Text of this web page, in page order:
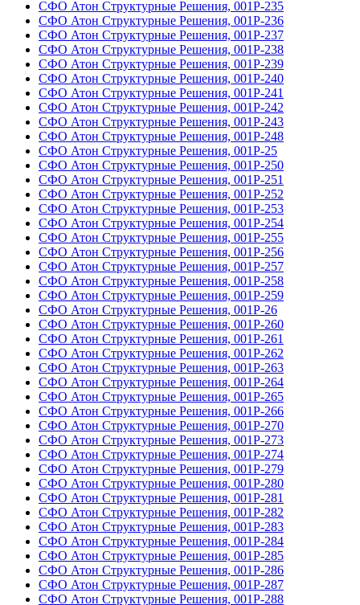
СФО Атон Структурные Решения, 001Р-235
СФО Атон Структурные Решения, 001Р-236
СФО Атон Структурные Решения, 001Р-237
СФО Атон Структурные Решения, 001Р-238
СФО Атон Структурные Решения, 001Р-239
СФО Атон Структурные Решения, 001Р-240
СФО Атон Структурные Решения, 001Р-241
СФО Атон Структурные Решения, 001Р-242
СФО Атон Структурные Решения, 001Р-243
СФО Атон Структурные Решения, 001Р-248
СФО Атон Структурные Решения, 001Р-25
СФО Атон Структурные Решения, 001Р-250
СФО Атон Структурные Решения, 001Р-251
СФО Атон Структурные Решения, 001Р-252
СФО Атон Структурные Решения, 001Р-253
СФО Атон Структурные Решения, 001Р-254
СФО Атон Структурные Решения, 001Р-255
СФО Атон Структурные Решения, 001Р-256
СФО Атон Структурные Решения, 001Р-257
СФО Атон Структурные Решения, 001Р-258
СФО Атон Структурные Решения, 001Р-259
СФО Атон Структурные Решения, 001Р-26
СФО Атон Структурные Решения, 001Р-260
СФО Атон Структурные Решения, 001Р-261
СФО Атон Структурные Решения, 001Р-262
СФО Атон Структурные Решения, 001Р-263
СФО Атон Структурные Решения, 001Р-264
СФО Атон Структурные Решения, 001Р-265
СФО Атон Структурные Решения, 001Р-266
СФО Атон Структурные Решения, 001Р-270
СФО Атон Структурные Решения, 001Р-273
СФО Атон Структурные Решения, 001Р-274
СФО Атон Структурные Решения, 001Р-279
СФО Атон Структурные Решения, 001Р-280
СФО Атон Структурные Решения, 001Р-281
СФО Атон Структурные Решения, 001Р-282
СФО Атон Структурные Решения, 001Р-283
СФО Атон Структурные Решения, 001Р-284
СФО Атон Структурные Решения, 001Р-285
СФО Атон Структурные Решения, 001Р-286
СФО Атон Структурные Решения, 001Р-287
СФО Атон Структурные Решения, 001Р-288